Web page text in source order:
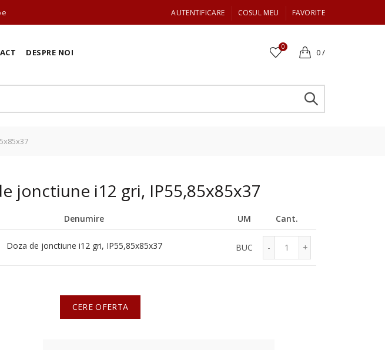
AUTENTIFICARE COSUL MEU FAVORITE
DESPRE NOI
0
0/
jonctiune i12 gri, IP55,85x85x37
Denumire UM Cant.
Doza de jonctiune i12 gri, IP55,85x85x37 BUC
CERE OFERTA